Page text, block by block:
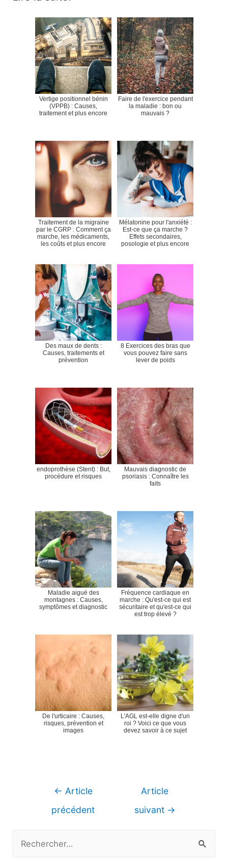
Vertige positionnel bénin
(VPPB) : Causes,
traitement et plus encore
Faire de l'exercice pendant
la maladie : bon ou
mauvais ?
Traitement de la migraine
par le CGRP : Comment ça
marche, les médicaments,
les coûts et plus encore
Mélatonine pour l'anxiété :
Est-ce que ça marche ?
Effets secondaires,
posologie et plus encore
Des maux de dents :
Causes, traitements et
prévention
8 Exercices des bras que
vous pouvez faire sans
lever de poids
endoprothèse (Stent) : But,
procédure et risques
Mauvais diagnostic de
psoriasis : Connaître les
faits
Maladie aiguë des
montagnes : Causes,
symptômes et diagnostic
Fréquence cardiaque en
marche : Qu'est-ce qui est
sécuritaire et qu'est-ce qui
est trop élevé ?
De l'urticaire : Causes,
risques, prévention et
images
L'AGL est-elle digne d'un
roi ? Voici ce que vous
devez savoir à ce sujet
Navigation
← Article
précédent
Article
suivant →